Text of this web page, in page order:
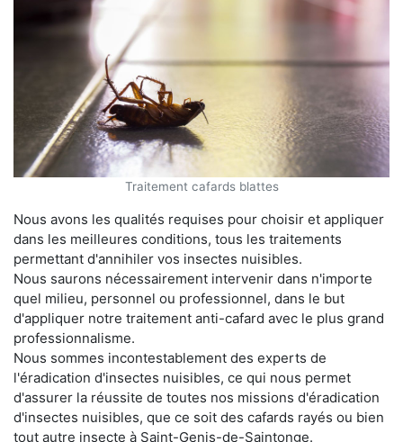
Traitement cafards blattes
Nous avons les qualités requises pour choisir et appliquer
dans les meilleures conditions, tous les traitements
permettant d'annihiler vos insectes nuisibles.
Nous saurons nécessairement intervenir dans n'importe
quel milieu, personnel ou professionnel, dans le but
d'appliquer notre traitement anti-cafard avec le plus grand
professionnalisme.
Nous sommes incontestablement des experts de
l'éradication d'insectes nuisibles, ce qui nous permet
d'assurer la réussite de toutes nos missions d'éradication
d'insectes nuisibles, que ce soit des cafards rayés ou bien
tout autre insecte à Saint-Genis-de-Saintonge.